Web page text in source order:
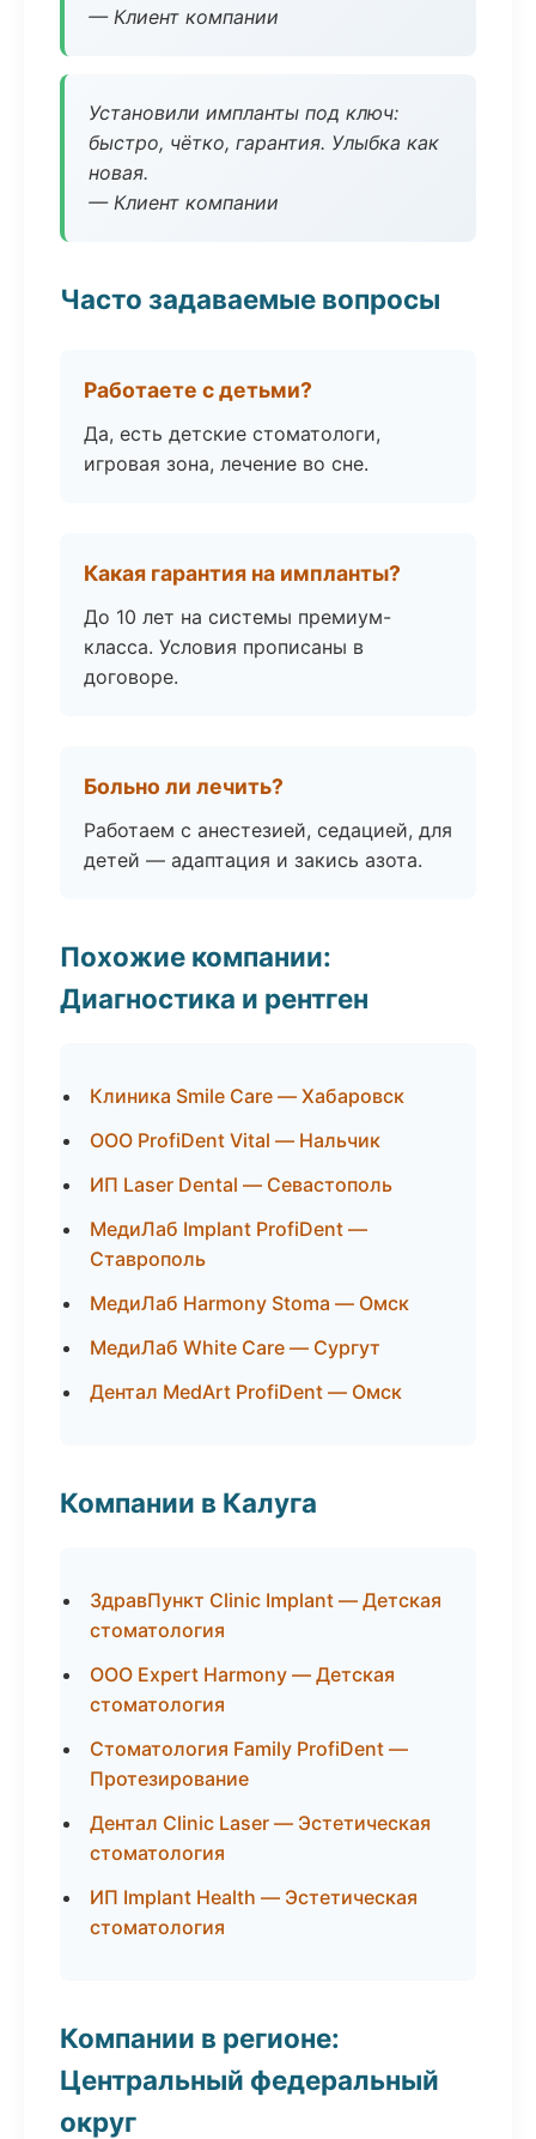
— Клиент компании
Установили импланты под ключ:
быстро, чётко, гарантия. Улыбка как
новая.
— Клиент компании
Часто задаваемые вопросы
Работаете с детьми?
Да, есть детские стоматологи,
игровая зона, лечение во сне.
Какая гарантия на импланты?
До 10 лет на системы премиум-
класса. Условия прописаны в
договоре.
Больно ли лечить?
Работаем с анестезией, седацией, для
детей — адаптация и закись азота.
Похожие компании:
Диагностика и рентген
Клиника Smile Care — Хабаровск
ООО ProfiDent Vital — Нальчик
ИП Laser Dental — Севастополь
МедиЛаб Implant ProfiDent —
Ставрополь
МедиЛаб Harmony Stoma — Омск
МедиЛаб White Care — Сургут
Дентал MedArt ProfiDent — Омск
Компании в Калуга
ЗдравПункт Clinic Implant — Детская
стоматология
ООО Expert Harmony — Детская
стоматология
Стоматология Family ProfiDent —
Протезирование
Дентал Clinic Laser — Эстетическая
стоматология
ИП Implant Health — Эстетическая
стоматология
Компании в регионе:
Центральный федеральный
округ